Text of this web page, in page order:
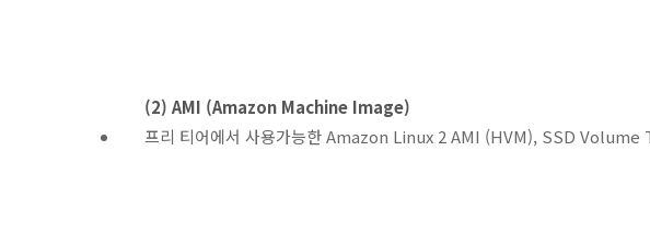
(2) AMI (Amazon Machine Image)
프리 티어에서 사용가능한 Amazon Linux 2 AMI (HVM), SSD Volume